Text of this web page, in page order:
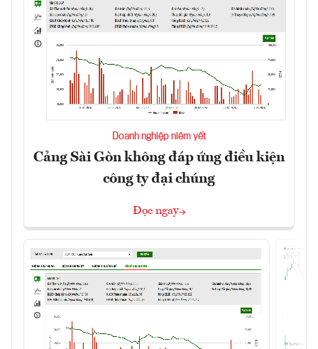
Doanh nghiệp niêm yết
Cảng Sài Gòn không đáp ứng điều kiện
công ty đại chúng
Đọc ngay